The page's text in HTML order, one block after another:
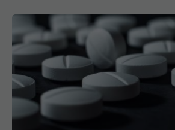
Aspirina zilnică, sub semnul
de deces prin cancer